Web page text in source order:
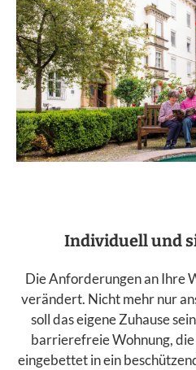
Individuell und
Die Anforderungen an Ihre
verändert. Nicht mehr nur
soll das eigene Zuhause
barrierefreie Wohnung,
eingebettet in ein